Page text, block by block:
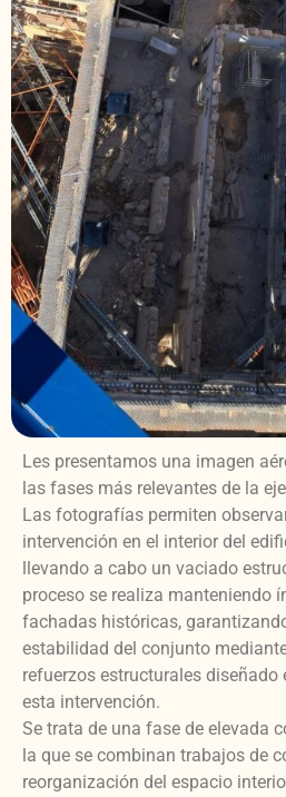
Les presentamos una imagen
las fases más relevantes de la
Las fotografías permiten
intervención en el interior del
llevando a cabo un vaciado
proceso se realiza manteniendo
fachadas históricas,
estabilidad del conjunto
refuerzos estructurales diseñado
esta intervención.
Se trata de una fase de elevada
la que se combinan trabajos de
reorganización del espacio